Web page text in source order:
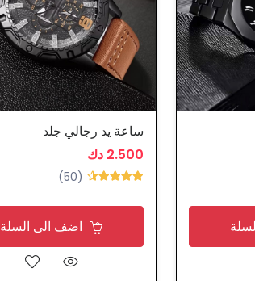
ساعة يد رجالي جلد
2.500 دك
(50)
اضف الى السلة